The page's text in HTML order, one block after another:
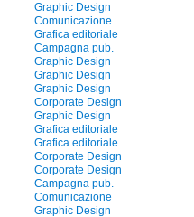
Graphic Design
Comunicazione
Grafica editoriale
Campagna pub.
Graphic Design
Graphic Design
Graphic Design
Corporate Design
Graphic Design
Grafica editoriale
Grafica editoriale
Corporate Design
Corporate Design
Campagna pub.
Comunicazione
Graphic Design